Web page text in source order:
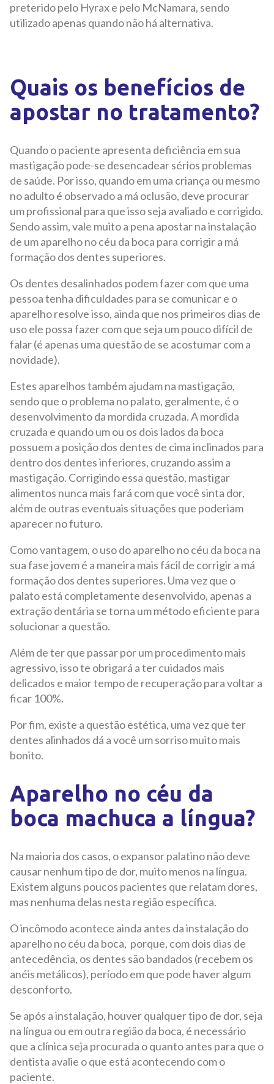
preterido pelo Hyrax e pelo McNamara, sendo
utilizado apenas quando não há alternativa.
Quais os benefícios de
apostar no tratamento?
Quando o paciente apresenta deficiência em sua
mastigação pode-se desencadear sérios problemas
de saúde. Por isso, quando em uma criança ou mesmo
no adulto é observado a má oclusão, deve procurar
um profissional para que isso seja avaliado e corrigido.
Sendo assim, vale muito a pena apostar na instalação
de um aparelho no céu da boca para corrigir a má
formação dos dentes superiores.
Os dentes desalinhados podem fazer com que uma
pessoa tenha dificuldades para se comunicar e o
aparelho resolve isso, ainda que nos primeiros dias de
uso ele possa fazer com que seja um pouco difícil de
falar (é apenas uma questão de se acostumar com a
novidade).
Estes aparelhos também ajudam na mastigação,
sendo que o problema no palato, geralmente, é o
desenvolvimento da mordida cruzada. A mordida
cruzada e quando um ou os dois lados da boca
possuem a posição dos dentes de cima inclinados para
dentro dos dentes inferiores, cruzando assim a
mastigação. Corrigindo essa questão, mastigar
alimentos nunca mais fará com que você sinta dor,
além de outras eventuais situações que poderiam
aparecer no futuro.
Como vantagem, o uso do aparelho no céu da boca na
sua fase jovem é a maneira mais fácil de corrigir a má
formação dos dentes superiores. Uma vez que o
palato está completamente desenvolvido, apenas a
extração dentária se torna um método eficiente para
solucionar a questão.
Além de ter que passar por um procedimento mais
agressivo, isso te obrigará a ter cuidados mais
delicados e maior tempo de recuperação para voltar a
ficar 100%.
Por fim, existe a questão estética, uma vez que ter
dentes alinhados dá a você um sorriso muito mais
bonito.
Aparelho no céu da
boca machuca a língua?
Na maioria dos casos, o expansor palatino não deve
causar nenhum tipo de dor, muito menos na língua.
Existem alguns poucos pacientes que relatam dores,
mas nenhuma delas nesta região específica.
O incômodo acontece ainda antes da instalação do
aparelho no céu da boca, porque, com dois dias de
antecedência, os dentes são bandados (recebem os
anéis metálicos), período em que pode haver algum
desconforto.
Se após a instalação, houver qualquer tipo de dor, seja
na língua ou em outra região da boca, é necessário
que a clínica seja procurada o quanto antes para que o
dentista avalie o que está acontecendo com o
paciente.